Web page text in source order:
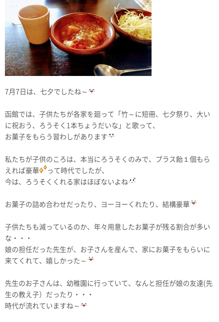
7月7日は、七夕でしたね～
函館では、子供たちが各家を廻って「竹～に短冊、七夕祭り、大い
に祝おう、ろうそく1本ちょうだいな」と歌って、
お菓子をもらう習わしがあります
私たちが子供のころは、本当にろうそくのみで、プラス飴１個もら
えれば豪華
って時代でしたが、
今は、ろうそくくれる家はほぼないよね
お菓子の詰め合わせだったり、ヨーヨーくれたり、結構豪華
子供たちも減っているのか、年々用意したお菓子が残る割合が多い
な・・・
娘の担任だった先生が、お子さんを産んで、家にお菓子をもらいに
来てくれて、嬉しかった～
先生のお子さんは、幼稚園に行っていて、なんと担任が娘の友達(先
生の教え子）だったり・・・
時代が流れていますね～